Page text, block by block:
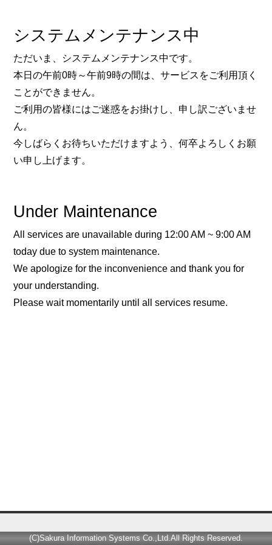
システムメンテナンス中
ただいま、システムメンテナンス中です。
本日の午前0時～午前9時の間は、サービスをご利用頂く
ことができません。
ご利用の皆様にはご迷惑をお掛けし、申し訳ございませ
ん。
今しばらくお待ちいただけますよう、何卒よろしくお願
い申し上げます。
Under Maintenance
All services are unavailable during 12:00 AM ~ 9:00 AM
today due to system maintenance.
We apologize for the inconvenience and thank you for
your understanding.
Please wait momentarily until all services resume.
(C)Sakura Information Systems Co.,Ltd.All Rights Reserved.